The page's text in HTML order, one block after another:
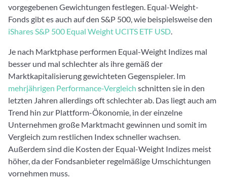
vorgegebenen Gewichtungen festlegen. Equal-Weight-
Fonds gibt es auch auf den S&P 500, wie beispielsweise den
iShares S&P 500 Equal Weight UCITS ETF USD.
Je nach Marktphase performen Equal-Weight Indizes mal
besser und mal schlechter als ihre gemäß der
Marktkapitalisierung gewichteten Gegenspieler. Im
mehrjährigen Performance-Vergleich schnitten sie in den
letzten Jahren allerdings oft schlechter ab. Das liegt auch am
Trend hin zur Plattform-Ökonomie, in der einzelne
Unternehmen große Marktmacht gewinnen und somit im
Vergleich zum restlichen Index schneller wachsen.
Außerdem sind die Kosten der Equal-Weight Indizes meist
höher, da der Fondsanbieter regelmäßige Umschichtungen
vornehmen muss.